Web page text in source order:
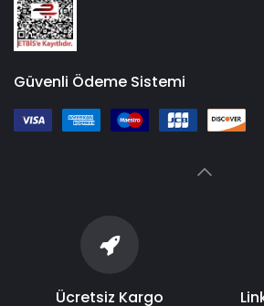
Güvenli Ödeme Sistemi
Ücretsiz Kargo